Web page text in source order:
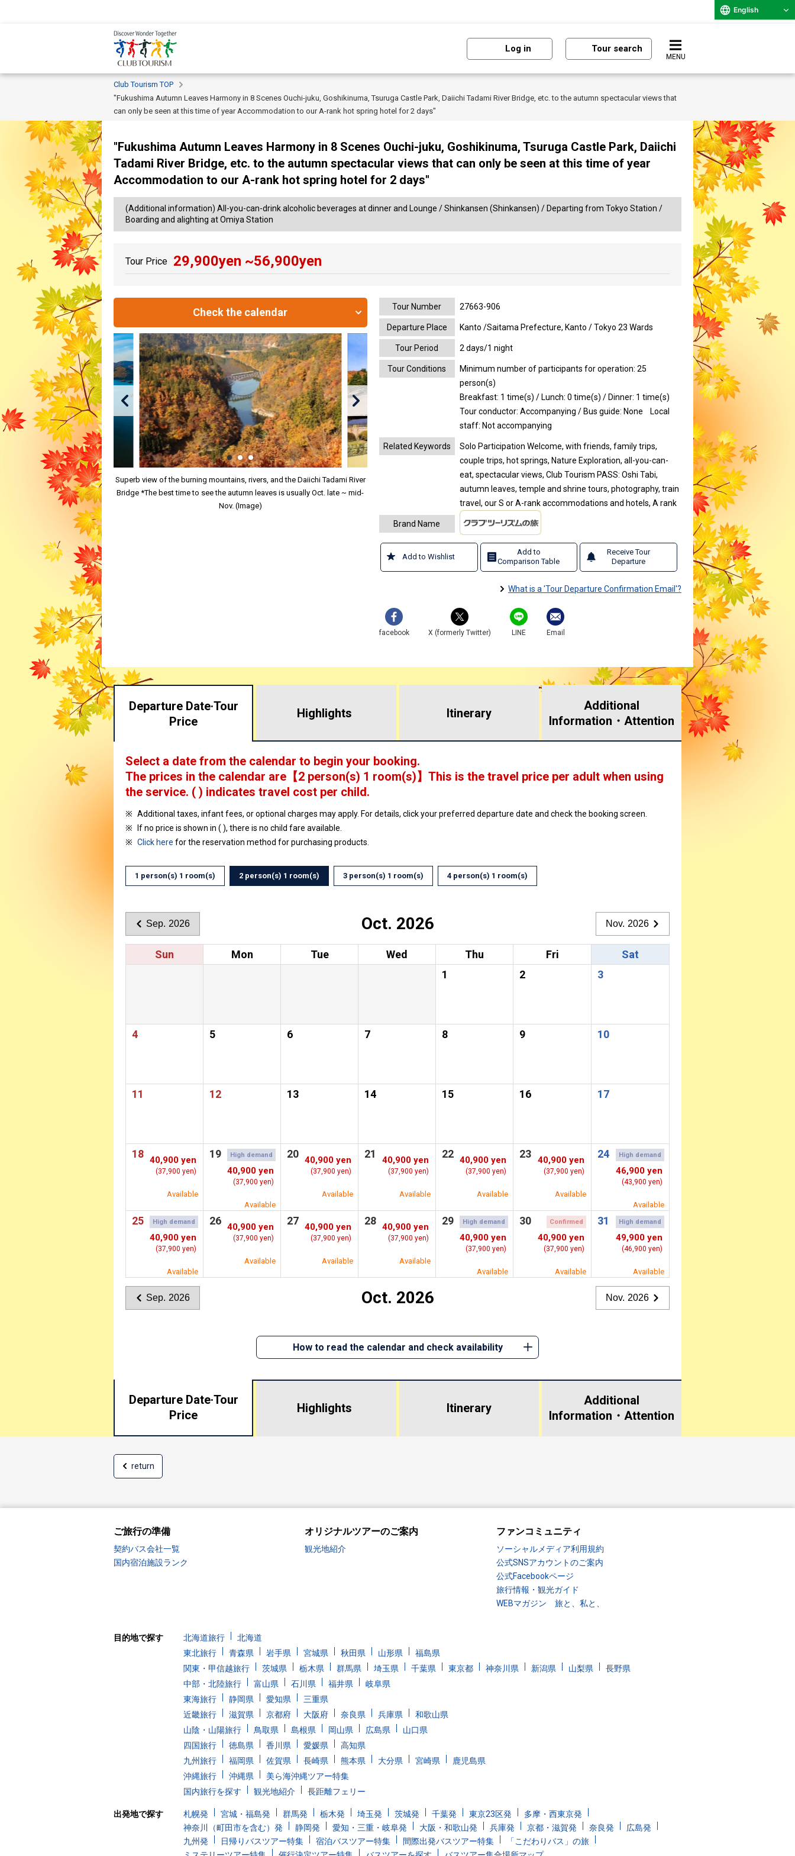
English
Log in Tour search
MENU
Club Tourism TOP
"Fukushima Autumn Leaves Harmony in 8 Scenes Ouchi-juku, Goshikinuma, Tsuruga Castle Park, Daiichi Tadami River Bridge, etc. to the autumn spectacular views that
can only be seen at this time of year Accommodation to our A-rank hot spring hotel for 2 days"
"Fukushima Autumn Leaves Harmony in 8 Scenes Ouchi-juku, Goshikinuma, Tsuruga Castle Park, Daiichi
Tadami River Bridge, etc. to the autumn spectacular views that can only be seen at this time of year
Accommodation to our A-rank hot spring hotel for 2 days"
(Additional information) All-you-can-drink alcoholic beverages at dinner and Lounge / Shinkansen (Shinkansen) / Departing from Tokyo Station /
Boarding and alighting at Omiya Station
Tour Price 29,900yen ~56,900yen
Check the calendar
Superb view of the burning mountains, rivers, and the Daiichi Tadami River
Bridge *The best time to see the autumn leaves is usually Oct. late ~ mid-
Nov. (Image)
Tour Number 27663-906
Departure Place Kanto /Saitama Prefecture, Kanto / Tokyo 23 Wards
Tour Period 2 days/1 night
Tour Conditions
Minimum number of participants for operation: 25
person(s)
Breakfast: 1 time(s) / Lunch: 0 time(s) / Dinner: 1 time(s)
Tour conductor: Accompanying / Bus guide: None
Local
staff: Not accompanying
Related Keywords
Solo Participation Welcome, with friends, family trips,
couple trips, hot springs, Nature Exploration, all-you-can-
eat, spectacular views, Club Tourism PASS: Oshi Tabi,
autumn leaves, temple and shrine tours, photography, train
travel, our S or A-rank accommodations and hotels, A rank
Brand Name
Add to Wishlist
Add to
Comparison Table
Receive Tour
Departure
What is a 'Tour Departure Confirmation Email'?
facebook X (formerly Twitter) LINE Email
Departure Date·Tour
Price
Highlights Itinerary
Additional
Information・ Attention
Select a date from the calendar to begin your booking.
The prices in the calendar are 【2 person(s) 1 room(s)】This is the travel price per adult when using
the service. ( ) indicates travel cost per child.
Additional taxes, infant fees, or optional charges may apply. For details, click your preferred departure date and check the booking screen.
If no price is shown in ( ), there is no child fare available.
Click here for the reservation method for purchasing products.
1 person(s) 1 room(s) 2 person(s) 1 room(s) 3 person(s) 1 room(s) 4 person(s) 1 room(s)
Sep. 2026 Oct. 2026 Nov. 2026
Sun Mon Tue Wed Thu Fri
Sat
1
2 3
4 5 6 7 8 9 10
11 12 13 14 15 16 17
18 40,900 yen
(37,900 yen)
Available
19 High demand
40,900 yen
(37,900 yen)
Available
20 40,900 yen
(37,900 yen)
Available
21 40,900 yen
(37,900 yen)
Available
22 40,900 yen
(37,900 yen)
Available
23 40,900 yen
(37,900 yen)
Available
24 High demand
46,900 yen
(43,900 yen)
Available
25 High demand
40,900 yen
(37,900 yen)
Available
26 40,900 yen
(37,900 yen)
Available
27 40,900 yen
(37,900 yen)
Available
28 40,900 yen
(37,900 yen)
Available
29 High demand
40,900 yen
(37,900 yen)
Available
30 Confirmed
40,900 yen
(37,900 yen)
Available
31 High demand
49,900 yen
(46,900 yen)
Available
Sep. 2026 Oct. 2026 Nov. 2026
How to read the calendar and check availability
Departure Date·Tour
Price
Highlights Itinerary
Additional
Information・ Attention
return
ご旅行の準備
契約バス会社一覧
国内宿泊施設ランク
オリジナルツアーのご案内
観光地紹介
ファンコミュニティ
ソーシャルメディア利用規約
公式SNSアカウントのご案内
公式Facebookページ
旅行情報・観光ガイド
WEBマガジン 旅と、私と、
目的地で探す 北海道旅行
北海道
東北旅行
青森県 岩手県 宮城県 秋田県 山形県
福島県
関東・甲信越旅行
茨城県 栃木県 群馬県 埼玉県 千葉県 東京都 神奈川県 新潟県 山梨県
長野県
中部・北陸旅行
富山県 石川県 福井県
岐阜県
東海旅行
静岡県 愛知県
三重県
近畿旅行
滋賀県 京都府 大阪府 奈良県 兵庫県
和歌山県
山陰・山陽旅行
鳥取県 島根県 岡山県 広島県
山口県
四国旅行
徳島県 香川県 愛媛県
高知県
九州旅行
福岡県 佐賀県 長崎県 熊本県 大分県 宮崎県
鹿児島県
沖縄旅行
沖縄県
美ら海沖縄ツアー特集
国内旅行を探す
観光地紹介 長距離フェリー
出発地で探す 札幌発 宮城・福島発 群馬発 栃木発 埼玉発 茨城発 千葉発 東京23区発
多摩・西東京発
神奈川（町田市を含む）発
静岡発 愛知・三重・岐阜発 大阪・和歌山発 兵庫発 京都・滋賀発 奈良発
広島発
九州発
日帰りバスツアー特集 宿泊バスツアー特集 間際出発バスツアー特集
「こだわりバス」の旅